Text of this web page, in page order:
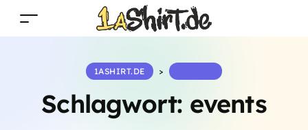
Schlagwort: events
1ASHIRT.DE >